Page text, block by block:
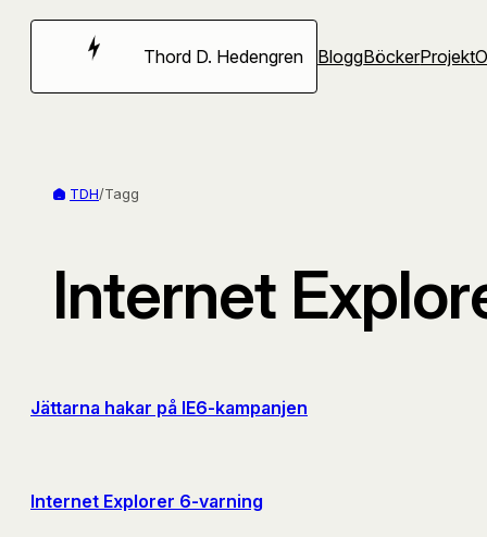
Hoppa
Thord D. Hedengren BloggBöckerProjekt
TDH/Tagg
Internet
Jättarna hakar på IE6-kampanjen
Internet Explorer 6-varning